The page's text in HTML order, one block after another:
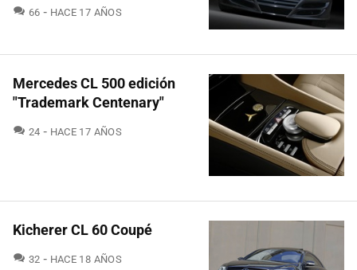
66 COMENTARIOS
HACE 17 AÑOS
Mercedes CL 500 edición
"Trademark Centenary"
24 COMENTARIOS
HACE 17 AÑOS
Kicherer CL 60 Coupé
32 COMENTARIOS
HACE 18 AÑOS